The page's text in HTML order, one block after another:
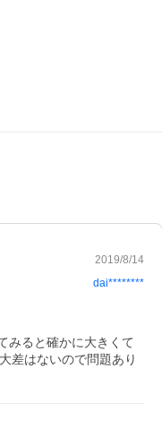
2019/8/14
dai********
みると確かに大きくて
差はないので問題あり